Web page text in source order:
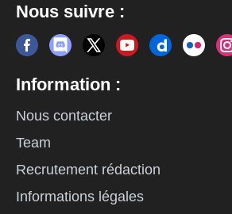
Nous suivre :
Information :
Nous contacter
Team
Recrutement rédaction
Informations légales